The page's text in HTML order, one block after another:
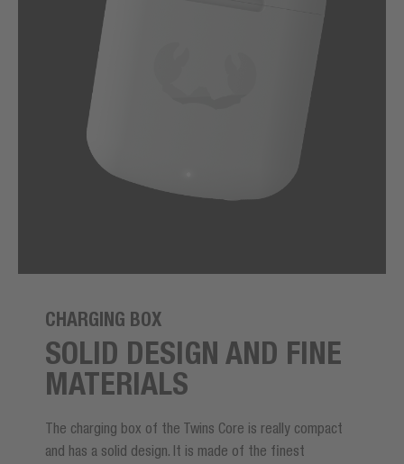
CHARGING BOX
SOLID DESIGN AND FINE
MATERIALS
The charging box of the Twins Core is really compact
and has a solid design. It is made of the finest